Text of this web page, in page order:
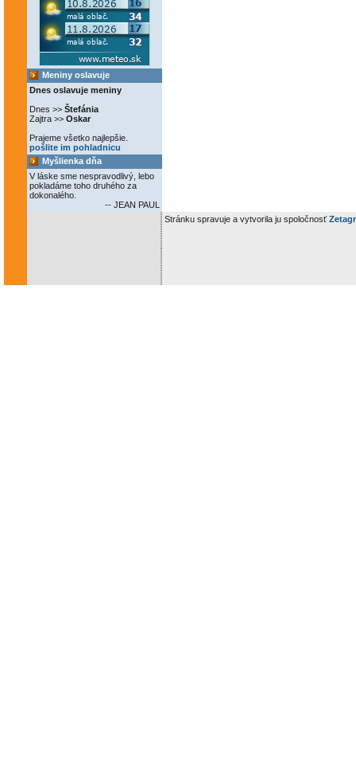
Meniny oslavuje
Dnes oslavuje meniny
Dnes >> Štefánia
Zajtra >> Oskar
Prajeme všetko najlepšie.
pošlite im pohladnicu
Myšlienka dňa
V láske sme nespravodlivý, lebo
pokladáme toho druhého za
dokonalého.
-- JEAN PAUL
Stránku spravuje a vytvorila ju spoločnosť